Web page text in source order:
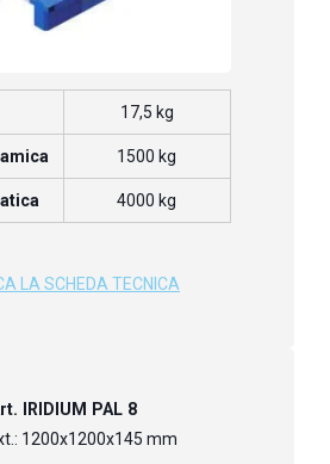
17,5 kg
1500 kg
4000 kg
LA SCHEDA TECNICA
IRIDIUM PAL 8
1200x1200x145 mm